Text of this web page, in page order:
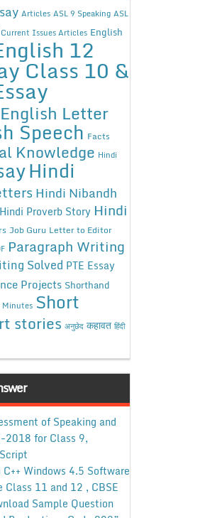
Articles ASL 9 Speaking ASL
Current Issues Articles English
12
Class 10 &
English Letter
Speech Facts
Knowledge Hindi
Hindi
Hindi Nibandh
Hindi Proverb Story Hindi
Job Guru Letter to Editor
Paragraph Writing
Solved PTE Essay
Projects Shorthand
Minutes Short
stories अनुछेद कहावत हिंदी
of Speaking and
2018 for Class 9,
Windows 4.5 Software
11 and 12 , CBSE
Sample Question